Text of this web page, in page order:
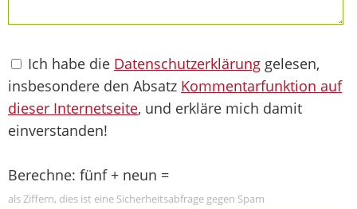
Ich habe die Datenschutzerklärung gelesen,
insbesondere den Absatz Kommentarfunktion auf
dieser Internetseite, und erkläre mich damit
einverstanden!
Berechne: fünf + neun =
als Ziffern, dies ist eine Sicherheitsabfrage gegen Spam